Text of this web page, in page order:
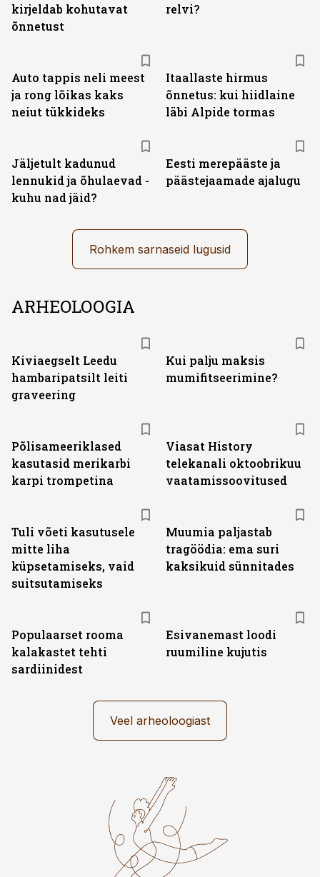
kirjeldab kohutavat
õnnetust
relvi?
Auto tappis neli meest
ja rong lõikas kaks
neiut tükkideks
Itaallaste hirmus
õnnetus: kui hiidlaine
läbi Alpide tormas
Jäljetult kadunud
lennukid ja õhulaevad -
kuhu nad jäid?
Eesti merepääste ja
päästejaamade ajalugu
Rohkem sarnaseid lugusid
ARHEOLOOGIA
Kiviaegselt Leedu
hambaripatsilt leiti
graveering
Kui palju maksis
mumifitseerimine?
Põlisameeriklased
kasutasid merikarbi
karpi trompetina
Viasat History
telekanali oktoobrikuu
vaatamissoovitused
Tuli võeti kasutusele
mitte liha
küpsetamiseks, vaid
suitsutamiseks
Muumia paljastab
tragöödia: ema suri
kaksikuid sünnitades
Populaarset rooma
kalakastet tehti
sardiinidest
Esivanemast loodi
ruumiline kujutis
Veel arheoloogiast